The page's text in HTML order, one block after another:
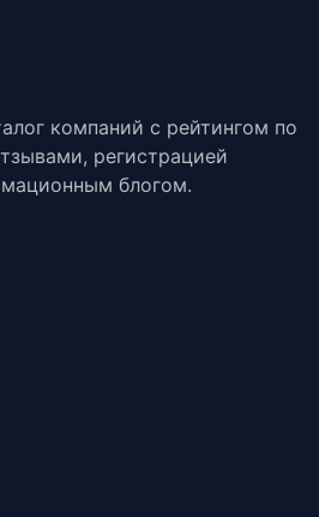
компаний с рейтингом по
регистрацией
блогом.